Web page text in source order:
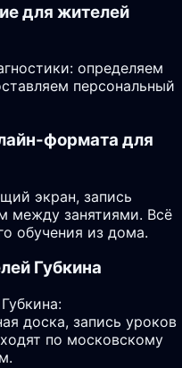
для жителей
определяем
персональный
формата для
экран, запись
между занятиями. Всё
обучения из дома.
Губкина
доска, запись уроков
по московскому